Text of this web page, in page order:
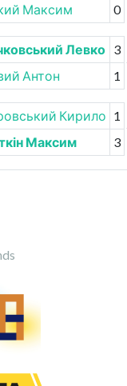
Максим
0
Левко 3
Антон
1
Кирило 1
Максим
3